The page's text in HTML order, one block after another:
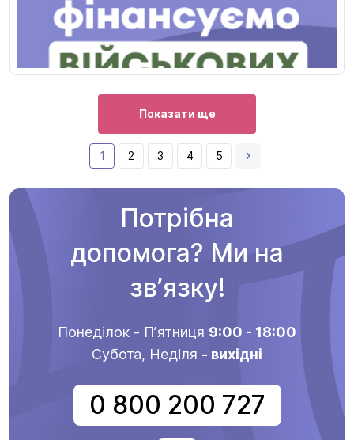
Показати ще
1 2 3 4 5
Потрібна
допомога? Ми на
звʼязку!
Понеділок - Пʼятниця 9:00 - 18:00
Субота, Неділя - вихідні
0 800 200 727